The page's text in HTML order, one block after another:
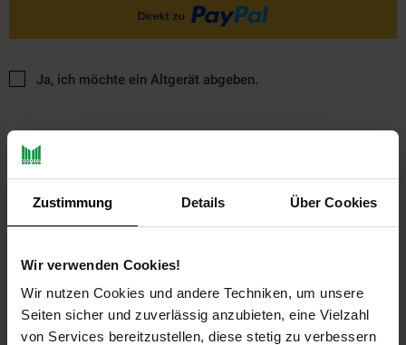
Zustimmung Details Über Cookies
Wir verwenden Cookies!
Wir nutzen Cookies und andere Techniken, um unsere
Seiten sicher und zuverlässig anzubieten, eine Vielzahl
von Services bereitzustellen, diese stetig zu verbessern
Ja, ich möchte ein Altgerät abgeben.
Payback Punkte
Extra°Punkte: